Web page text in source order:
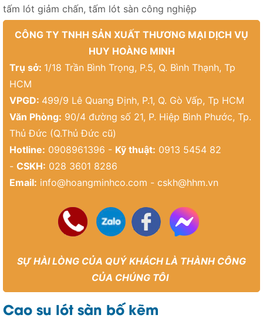
tấm lót giảm chấn, tấm lót sàn công nghiệp
CÔNG TY TNHH SẢN XUẤT THƯƠNG MẠI DỊCH VỤ
HUY HOÀNG MINH
Trụ sở: 1/18 Trần Bình Trọng, P.5, Q. Bình Thạnh, Tp
HCM
VPGD: 499/9 Lê Quang Định, P.1, Q. Gò Vấp, Tp HCM
Văn Phòng: 90/4 đường số 21, P. Hiệp Bình Phước, Tp.
Thủ Đức (Q.Thủ Đức cũ)
Hotline: 0908961396 - Kỹ thuật: 0913 5454 82
- CSKH: 028 3601 8286
Email: info@hoangminhco.com - cskh@hhm.vn
SỰ HÀI LÒNG CỦA QUÝ KHÁCH LÀ THÀNH CÔNG
CỦA CHÚNG TÔI
Cao su lót sàn bố kẽm